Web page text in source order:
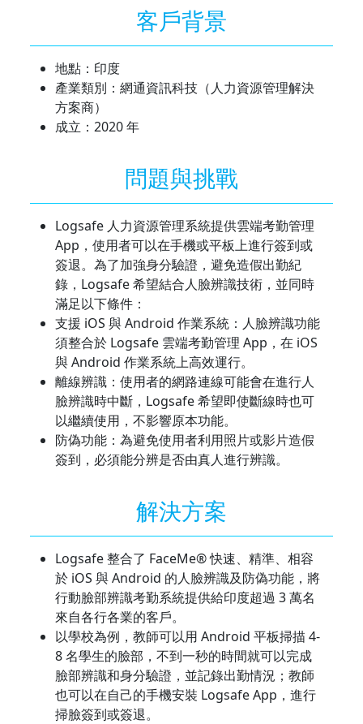
客戶背景
地點：印度
產業類別：網通資訊科技（人力資源管理解決
方案商）
成立：2020 年
問題與挑戰
Logsafe 人力資源管理系統提供雲端考勤管理
App，使用者可以在手機或平板上進行簽到或
簽退。為了加強身分驗證，避免造假出勤紀
錄，Logsafe 希望結合人臉辨識技術，並同時
滿足以下條件：
支援 iOS 與 Android 作業系統：人臉辨識功能
須整合於 Logsafe 雲端考勤管理 App，在 iOS
與 Android 作業系統上高效運行。
離線辨識：使用者的網路連線可能會在進行人
臉辨識時中斷，Logsafe 希望即使斷線時也可
以繼續使用，不影響原本功能。
防偽功能：為避免使用者利用照片或影片造假
簽到，必須能分辨是否由真人進行辨識。
解決方案
Logsafe 整合了 FaceMe® 快速、精準、相容
於 iOS 與 Android 的人臉辨識及防偽功能，將
行動臉部辨識考勤系統提供給印度超過 3 萬名
來自各行各業的客戶。
以學校為例，教師可以用 Android 平板掃描 4-
8 名學生的臉部，不到一秒的時間就可以完成
臉部辨識和身分驗證，並記錄出勤情況；教師
也可以在自己的手機安裝 Logsafe App，進行
掃臉簽到或簽退。